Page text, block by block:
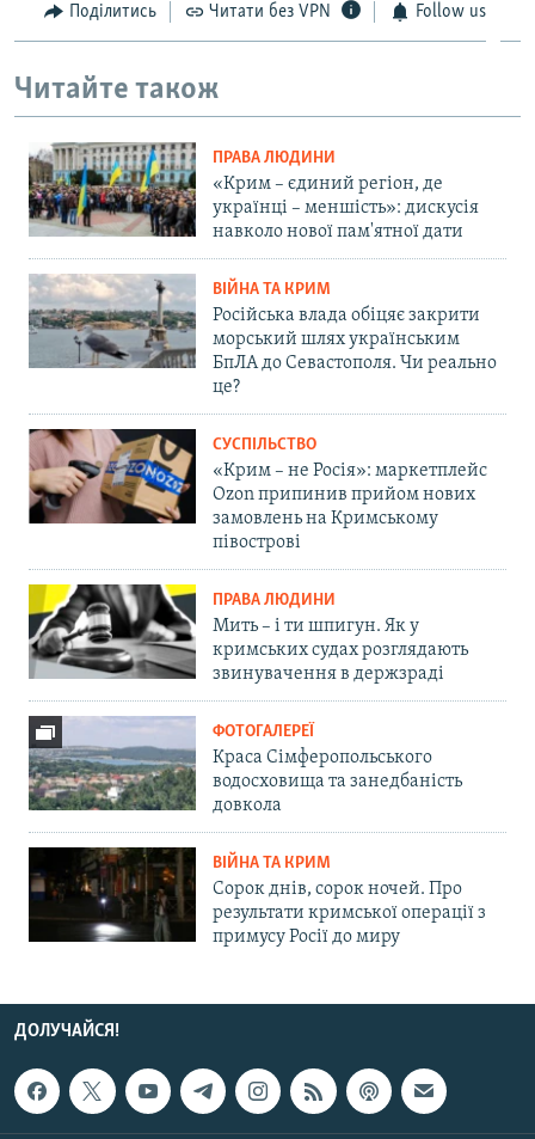
Поділитись Читати без VPN Follow us
Читайте також
ПРАВА ЛЮДИНИ
«Крим – єдиний регіон, де
українці – меншість»: дискусія
навколо нової пам'ятної дати
ВІЙНА ТА КРИМ
Російська влада обіцяє закрити
морський шлях українським
БпЛА до Севастополя. Чи реально
це?
СУСПІЛЬСТВО
«Крим – не Росія»: маркетплейс
Ozon припинив прийом нових
замовлень на Кримському
півострові
ПРАВА ЛЮДИНИ
Мить – і ти шпигун. Як у
кримських судах розглядають
звинувачення в держзраді
ФОТОГАЛЕРЕЇ
Краса Сімферопольського
водосховища та занедбаність
довкола
ВІЙНА ТА КРИМ
Сорок днів, сорок ночей. Про
результати кримської операції з
примусу Росії до миру
ДОЛУЧАЙСЯ!